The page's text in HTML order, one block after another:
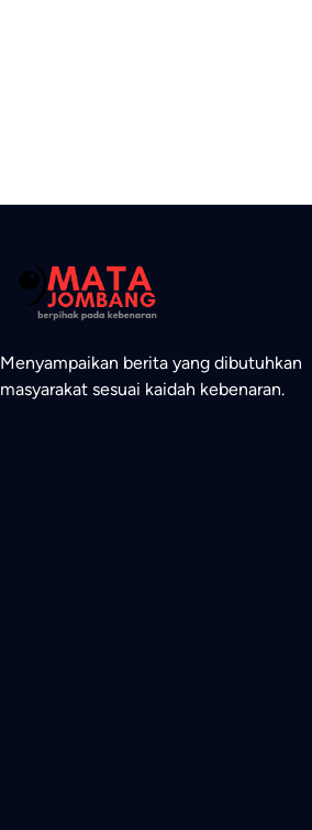
Menyampaikan berita yang dibutuhkan
masyarakat sesuai kaidah kebenaran.